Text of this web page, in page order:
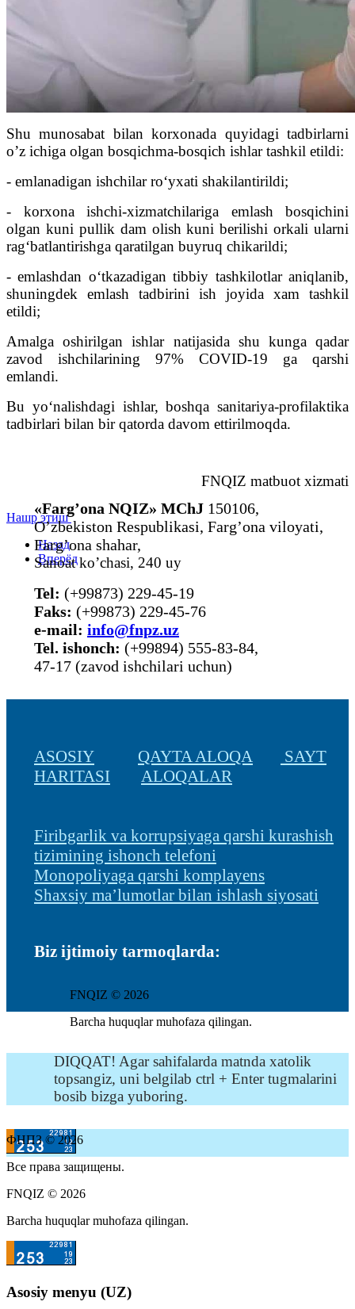
Shu munosabat bilan korxonada quyidagi tadbirlarni
o’z ichiga olgan bosqichma-bosqich ishlar tashkil etildi:
- emlanadigan ishchilar ro‘yxati shakilantirildi;
- korxona ishchi-xizmatchilariga emlash bosqichini
olgan kuni pullik dam olish kuni berilishi orkali ularni
rag‘batlantirishga qaratilgan buyruq chikarildi;
- emlashdan o‘tkazadigan tibbiy tashkilotlar aniqlanib,
shuningdek emlash tadbirini ish joyida xam tashkil
etildi;
Amalga oshirilgan ishlar natijasida shu kunga qadar
zavod ishchilarining 97% COVID-19 ga qarshi
emlandi.
Bu yo‘nalishdagi ishlar, boshqa sanitariya-profilaktika
tadbirlari bilan bir qatorda davom ettirilmoqda.
FNQIZ matbuot xizmati
Нашр этиш
Назад
Вперёд
«Farg’ona NQIZ» MChJ 150106,
O’zbekiston Respublikasi, Farg’ona viloyati,
Farg’ona shahar,
Sanoat ko’chasi, 240 uy
Tel: (+99873) 229-45-19
Faks: (+99873) 229-45-76
е-mail: info@fnpz.uz
Tel. ishonch: (+99894) 555-83-84,
47-17 (zavod ishchilari uchun)
ASOSIY QAYTA ALOQA
SAYT
HARITASI
ALOQALAR
Firibgarlik va korrupsiyaga qarshi kurashish
tizimining ishonch telefoni
Monopoliyaga qarshi komplayens
Shaxsiy ma’lumotlar bilan ishlash siyosati
Biz ijtimoiy tarmoqlarda:
FNQIZ © 2026
Barcha huquqlar muhofaza qilingan.
DIQQAT! Agar sahifalarda matnda xatolik
topsangiz, uni belgilab ctrl + Enter tugmalarini
bosib bizga yuboring.
ФНПЗ © 2026
Все права защищены.
FNQIZ © 2026
Barcha huquqlar muhofaza qilingan.
Asosiy menyu (UZ)